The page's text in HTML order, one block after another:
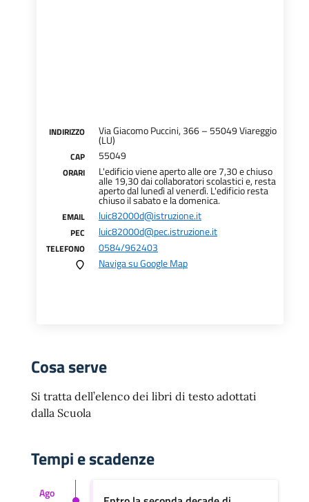
INDIRIZZO Via Giacomo Puccini, 366 – 55049 Viareggio
(LU)
CAP 55049
ORARI L'edificio viene aperto alle ore 7,30 e chiuso
alle 19,30 dai collaboratori scolastici e, resta
aperto dal lunedì al venerdì. L'edificio resta
chiuso il sabato e la domenica.
EMAIL luic82000d@istruzione.it
PEC luic82000d@pec.istruzione.it
TELEFONO
0584/962403
Naviga su Google Map
Cosa serve
Si tratta dell’elenco dei libri di testo adottati
dalla Scuola
Tempi e scadenze
Ago